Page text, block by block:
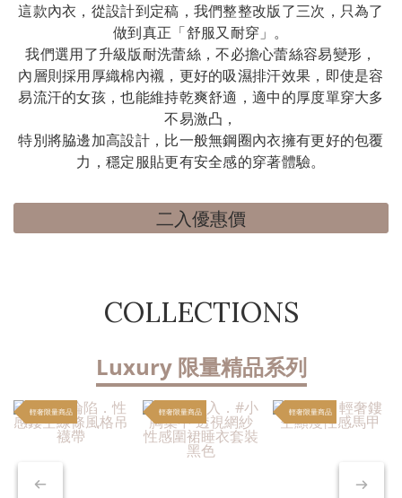
這款內衣，從設計到定稿，我們整整改版了三次，只為了
做到真正「舒服又耐穿」。
我們選用了升級版耐洗蕾絲，不必擔心蕾絲容易變形，
內層則採用厚織棉內襯，更好的吸濕排汗效果，即使是容
易流汗的女孩，也能維持乾爽舒適，適中的厚度單穿大多
不易激凸，
特別將脇邊加高設計，比一般無鋼圈內衣擁有更好的包覆
力，穩定服貼更有安全感的穿著體驗。
二入優惠價
COLLECTIONS
Luxury 限量精品系列
輕奢限量商品 輕奢限量商品 輕奢限量商品